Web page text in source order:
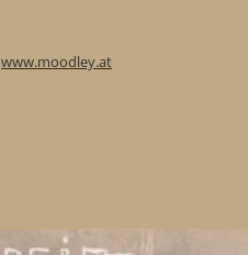
www.moodley.at